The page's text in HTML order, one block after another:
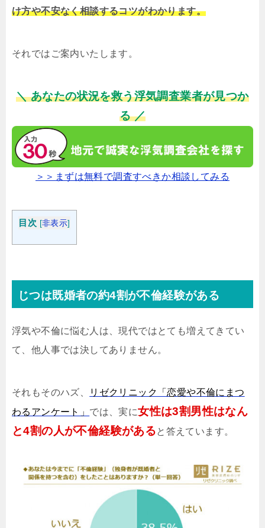
け方や不安なく相談するコツがわかります。
それではご案内いたします。
＼ あなたの状況を救う浮気調査業者が見つか
る ／
＞＞まずは無料で調査すべきか相談してみる
目次 [非表示]
じつは既婚者の約4割が不倫経験がある
浮気や不倫に悩む人は、現代ではとても増えてきてい
て、他人事では決してありません。
それもそのハズ、
リゼクリニック「恋愛や不倫にまつ
わるアンケート」 では、実に女性は3割男性はなん
と4割の人が不倫経験があると答えています。